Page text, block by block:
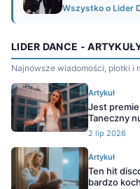
Wszystko o Lider
LIDER DANCE -
Najnowsze wiadomości, plotki i
Artykuł
Jest
Taneczny
2 lip 2026
Artykuł
Ten hit
bardzo